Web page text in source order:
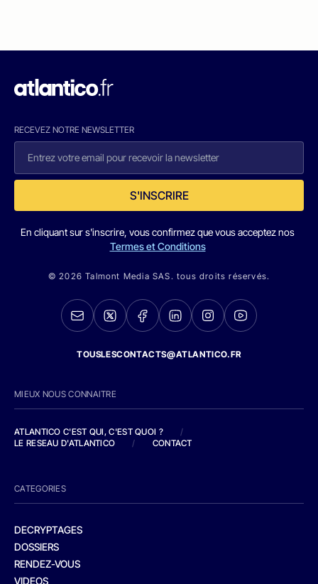
RECEVEZ NOTRE NEWSLETTER
S'INSCRIRE
En cliquant sur s'inscrire, vous confirmez que vous acceptez nos
Termes et Conditions
© 2026 Talmont Media SAS. tous droits réservés.
TOUSLESCONTACTS@ATLANTICO.FR
MIEUX NOUS CONNAITRE
ATLANTICO C'EST QUI, C'EST QUOI ?
/
LE RESEAU D'ATLANTICO
/ CONTACT
CATEGORIES
DECRYPTAGES
DOSSIERS
RENDEZ-VOUS
VIDEOS